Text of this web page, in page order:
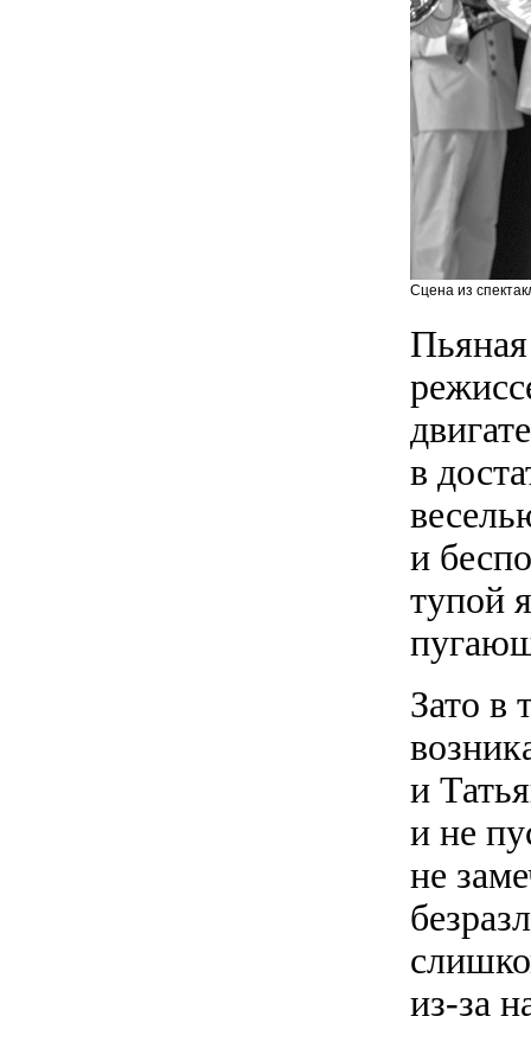
Сцена из
в
и
тупой
Зато в
и
и не
не
из-за